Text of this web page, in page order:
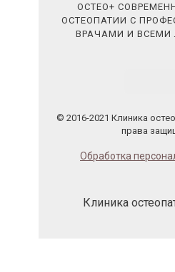
ОСТЕО+
ОСТЕОПАТИИ С
ВРАЧАМИ И ВСЕМИ
© 2016-2021 Клиника
права
Обработка
Клиника